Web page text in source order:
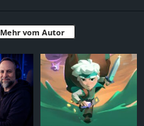
Mehr vom Autor